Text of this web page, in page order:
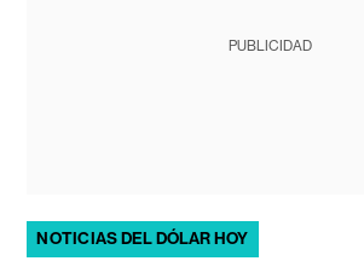
PUBLICIDAD
NOTICIAS DEL DÓLAR HOY